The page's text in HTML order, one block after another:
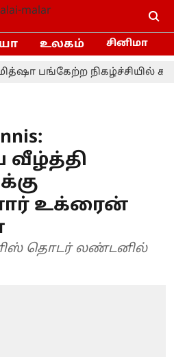
உலகம் சினிமா
நிகழ்ச்சியில்
வீழ்த்தி
உக்ரைன்
தொடர் லண்டனில்